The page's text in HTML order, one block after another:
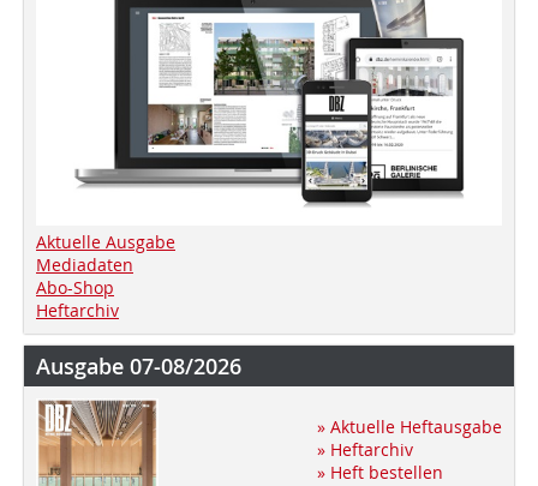
Aktuelle Ausgabe
Mediadaten
Abo-Shop
Heftarchiv
Ausgabe 07-08/2026
» Aktuelle Heftausgabe
» Heftarchiv
» Heft bestellen